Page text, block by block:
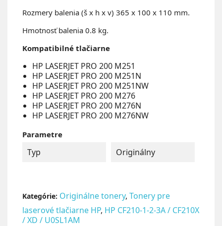
Rozmery balenia (š x h x v) 365 x 100 x 110 mm.
Hmotnosť balenia 0.8 kg.
Kompatibilné tlačiarne
HP LASERJET PRO 200 M251
HP LASERJET PRO 200 M251N
HP LASERJET PRO 200 M251NW
HP LASERJET PRO 200 M276
HP LASERJET PRO 200 M276N
HP LASERJET PRO 200 M276NW
Parametre
Typ Originálny
Kategórie: Originálne tonery, Tonery pre
laserové tlačiarne HP, HP CF210-1-2-3A / CF210X
/ XD / U0SL1AM